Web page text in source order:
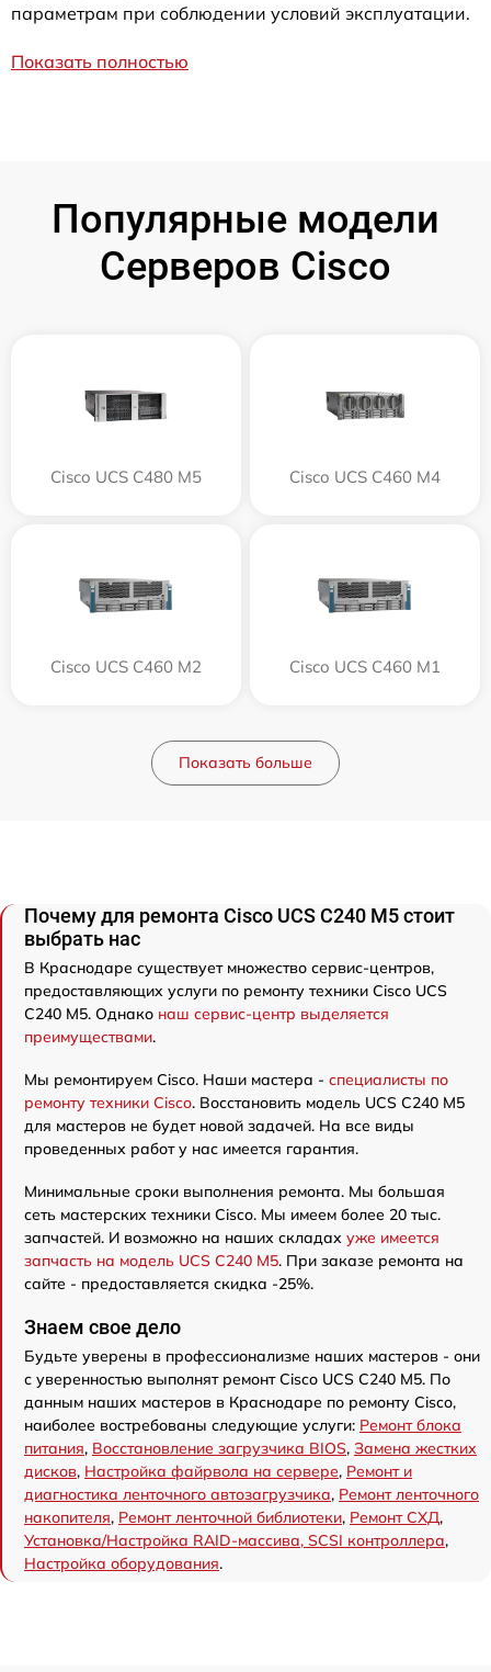
параметрам при соблюдении условий эксплуатации.
Показать полностью
Популярные модели
Серверов Cisco
Cisco UCS C480 M5 Cisco UCS C460 M4
Cisco UCS C460 M2 Cisco UCS C460 M1
Показать больше
Почему для ремонта Cisco UCS C240 M5 стоит
выбрать нас
В Краснодаре существует множество сервис-центров,
предоставляющих услуги по ремонту техники Cisco UCS
C240 M5. Однако наш сервис-центр выделяется
преимуществами.
Мы ремонтируем Cisco. Наши мастера - специалисты по
ремонту техники Cisco. Восстановить модель UCS C240 M5
для мастеров не будет новой задачей. На все виды
проведенных работ у нас имеется гарантия.
Минимальные сроки выполнения ремонта. Мы большая
сеть мастерских техники Cisco. Мы имеем более 20 тыс.
запчастей. И возможно на наших складах уже имеется
запчасть на модель UCS C240 M5. При заказе ремонта на
сайте - предоставляется скидка -25%.
Знаем свое дело
Будьте уверены в профессионализме наших мастеров - они
с уверенностью выполнят ремонт Cisco UCS C240 M5. По
данным наших мастеров в Краснодаре по ремонту Cisco,
наиболее востребованы следующие услуги: Ремонт блока
питания, Восстановление загрузчика BIOS, Замена жестких
дисков, Настройка файрвола на сервере, Ремонт и
диагностика ленточного автозагрузчика, Ремонт ленточного
накопителя, Ремонт ленточной библиотеки, Ремонт СХД,
Установка/Настройка RAID-массива, SCSI контроллера,
Настройка оборудования.